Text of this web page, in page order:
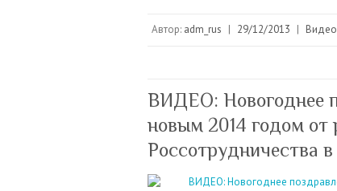
Автор: adm_rus | 29/12/2013 | Видео
ВИДЕО: Новогоднее
новым 2014 годом от
Россотрудничества